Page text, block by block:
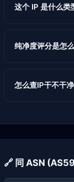
这个 IP 是什么类
纯净度评分是怎
怎么查IP干不干
🔗 同 ASN